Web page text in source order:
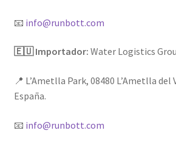
📧 info@runbott.com
🇪🇺 Importador: Water Logistics
📍 L’Ametlla Park, 08480 L’Ametlla
España.
📧 info@runbott.com